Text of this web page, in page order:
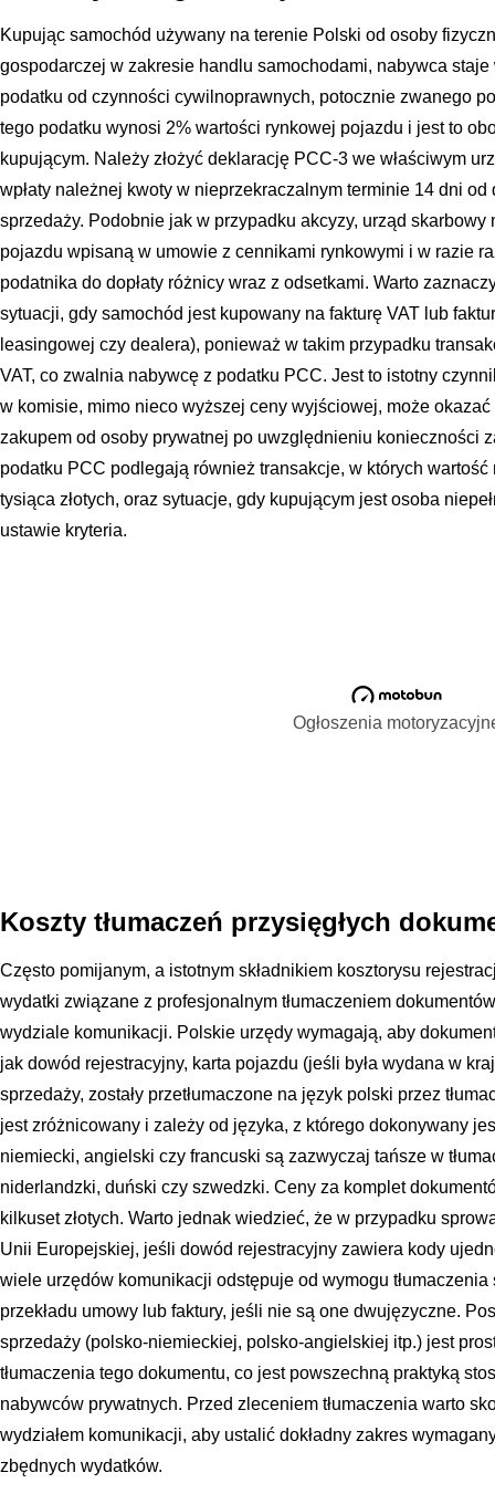
Kupując samochód używany na terenie Polski od osoby
gospodarczej w zakresie handlu samochodami, nabywca
podatku od czynności cywilnoprawnych, potocznie zwanego
tego podatku wynosi 2% wartości rynkowej pojazdu i jest to
kupującym. Należy złożyć deklarację PCC-3 we właściwym
wpłaty należnej kwoty w nieprzekraczalnym terminie 14 dni
sprzedaży. Podobnie jak w przypadku akcyzy, urząd
pojazdu wpisaną w umowie z cennikami rynkowymi i w razie
podatnika do dopłaty różnicy wraz z odsetkami. Warto
sytuacji, gdy samochód jest kupowany na fakturę VAT lub
leasingowej czy dealera), ponieważ w takim przypadku
VAT, co zwalnia nabywcę z podatku PCC. Jest to istotny
w komisie, mimo nieco wyższej ceny wyjściowej, może
zakupem od osoby prywatnej po uwzględnieniu konieczności
podatku PCC podlegają również transakcje, w których
tysiąca złotych, oraz sytuacje, gdy kupującym jest osoba
ustawie kryteria.
Ogłoszenia
Koszty tłumaczeń przysięgłych
Często pomijanym, a istotnym składnikiem kosztorysu
wydatki związane z profesjonalnym tłumaczeniem
wydziale komunikacji. Polskie urzędy wymagają, aby
jak dowód rejestracyjny, karta pojazdu (jeśli była wydana w
sprzedaży, zostały przetłumaczone na język polski przez
jest zróżnicowany i zależy od języka, z którego dokonywany
niemiecki, angielski czy francuski są zazwyczaj tańsze w
niderlandzki, duński czy szwedzki. Ceny za komplet
kilkuset złotych. Warto jednak wiedzieć, że w przypadku
Unii Europejskiej, jeśli dowód rejestracyjny zawiera kody
wiele urzędów komunikacji odstępuje od wymogu
przekładu umowy lub faktury, jeśli nie są one dwujęzyczne.
sprzedaży (polsko-niemieckiej, polsko-angielskiej itp.) jest
tłumaczenia tego dokumentu, co jest powszechną praktyką
nabywców prywatnych. Przed zleceniem tłumaczenia warto
wydziałem komunikacji, aby ustalić dokładny zakres
zbędnych wydatków.